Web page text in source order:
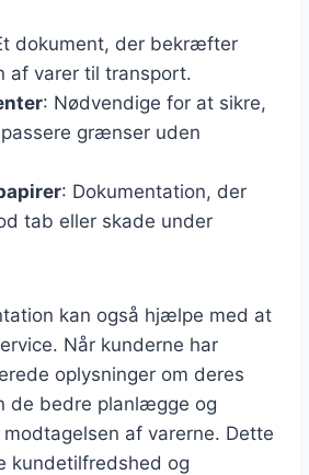
dokument, der bekræfter
af varer til transport.
: Nødvendige for at sikre,
grænser uden
: Dokumentation, der
tab eller skade under
kan også hjælpe med at
Når kunderne har
oplysninger om deres
de bedre planlægge og
af varerne. Dette
kundetilfredshed og